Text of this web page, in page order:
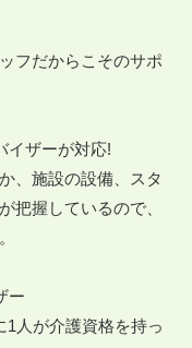
フだからこそのサポ
イザーが対応!
、施設の設備、スタ
把握しているので、
ー
1人が介護資格を持っ